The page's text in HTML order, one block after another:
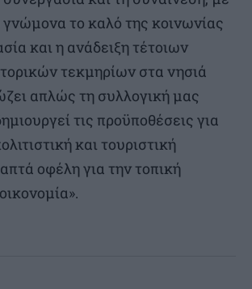
γνώμονα το καλό της κοινωνίας
και η ανάδειξη τέτοιων
τεκμηρίων στα νησιά
απλώς τη συλλογική μας
τις προϋποθέσεις για
και τουριστική
οφέλη για την τοπική